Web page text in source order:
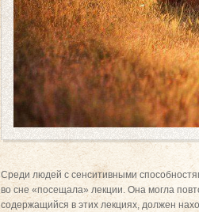
Среди людей с сенситивными
во сне «посещала» лекции. Она могла
содержащийся в этих лекциях, должен